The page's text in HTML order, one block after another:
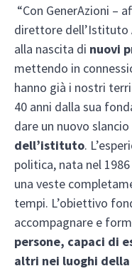
“Con GenerAzioni –
direttore dell’Istituto
alla nascita di nuovi
mettendo in
hanno già i nostri
40 anni dalla sua
dare un nuovo
dell’istituto.
politica, nata nel
una veste
tempi. L’obiettivo
accompagnare e
persone, capaci di
altri nei luoghi